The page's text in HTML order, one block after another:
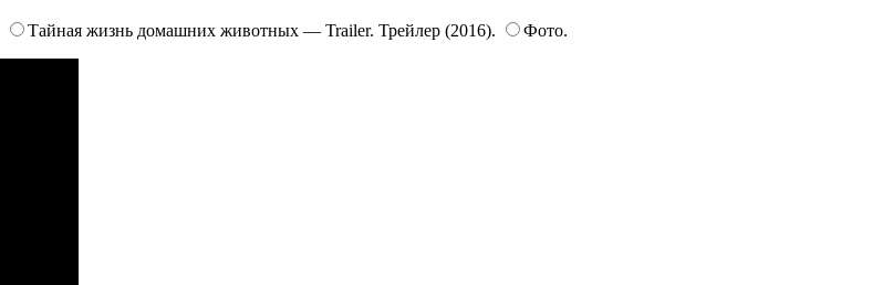
Тайная жизнь домашних животных — Trailer. Трейлер (2016). Фото.